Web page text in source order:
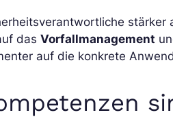
dasVorfallmanagement
auf die konkrete